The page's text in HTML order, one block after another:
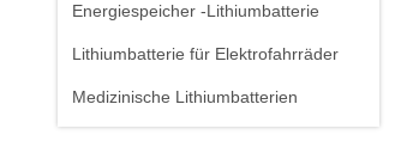
Energiespeicher -Lithiumbatterie
Lithiumbatterie für Elektrofahrräder
Medizinische Lithiumbatterien